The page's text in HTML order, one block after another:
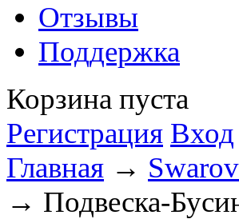
Отзывы
Поддержка
Корзина пуста
Регистрация Вход
Главная →
→ Подвеска-